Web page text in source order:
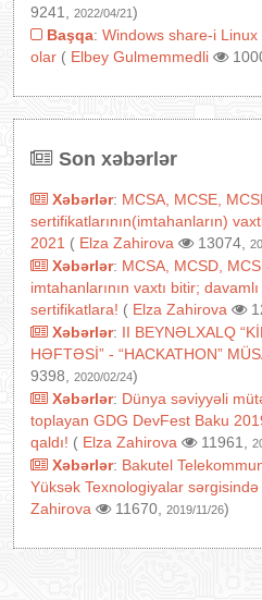
9241,
2022/04/21)
Başqa: Windows share-i
olar ( Elbey Gulmemmedli
Son xəbərlər
Xəbərlər: MCSA, MCSE,
sertifikatlarının(imtahanların)
2021 ( Elza Zahirova 13074,
Xəbərlər: MCSA, MCSD,
imtahanlarının vaxtı bitir;
sertifikatlara! ( Elza Zahirova
Xəbərlər: II BEYNƏLXALQ
HƏFTƏSİ” - “HACKATHON”
9398,
2020/02/24)
Xəbərlər: Dünya səviyyəli
toplayan GDG DevFest Baku
qaldı! ( Elza Zahirova 11961,
Xəbərlər: Bakutel
Yüksək Texnologiyalar
Zahirova
11670, 2019/11/26)